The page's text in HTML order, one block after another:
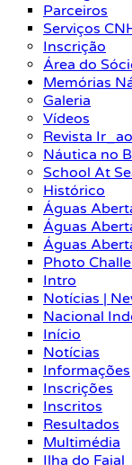
Parceiros
Serviços
Inscrição
Área do
Memórias
Galeria
Vídeos
Revista
Náutica no
School At
Histórico
Águas
Águas
Águas
Photo
Intro
Notícias |
Nacional
Início
Notícias
Informações
Inscrições
Inscritos
Resultados
Multimédia
Ilha do Faial